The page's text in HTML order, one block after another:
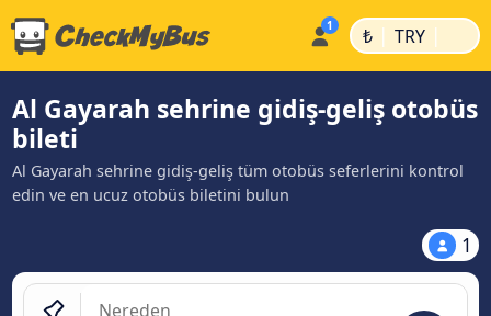
₺ | TRY |
Al Gayarah sehrine gidiş-geliş otobüs
bileti
Al Gayarah sehrine gidiş-geliş tüm otobüs seferlerini kontrol
edin ve en ucuz otobüs biletini bulun
1